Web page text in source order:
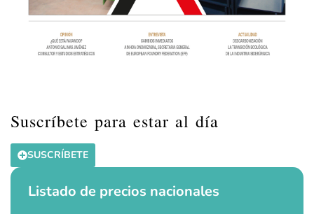
Suscríbete para estar al día
SUSCRÍBETE
Listado de precios nacionales